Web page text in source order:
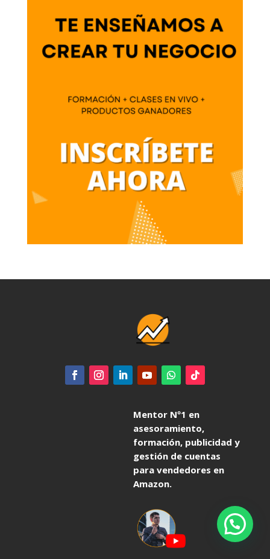
Mentor Nº1 en
asesoramiento,
formación, publicidad y
gestión de cuentas
para vendedores en
Amazon.